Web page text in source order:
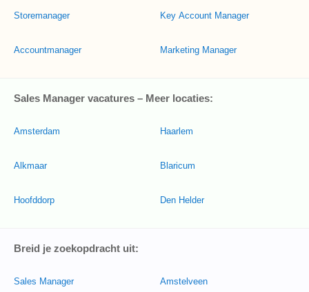
Storemanager
Accountmanager
Key Account Manager
Marketing Manager
Sales Manager vacatures – Meer locaties:
Amsterdam
Alkmaar
Hoofddorp
Haarlem
Blaricum
Den Helder
Breid je zoekopdracht uit:
Sales Manager Amstelveen